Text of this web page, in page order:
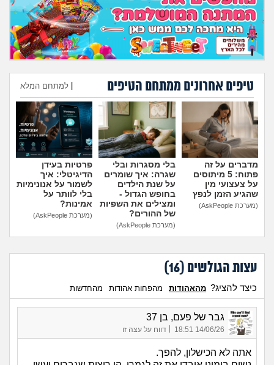
טיפים אחרונים ממתחם הטיפים למתחם המלא
הוספת טיפ
מדברים על זה
פתוח: 5 מיתוסים
על צעצועי מין
שהגיע הזמן לנפץ
(מערכת AskPeople)
בלי מסגרות ובלי
שגרה: איך שומרים
על שנת הילדים
בחופש הגדול -
ומצילים את השפיות
של ההורים?
(מערכת AskPeople)
פרטיות בעידן
הדיגיטלי: איך
לשמור על אנונימיות
בלי לוותר על
אמינות?
(מערכת AskPeople)
עצות הגולשים (16
)
כיצד להציג? מהאהודות מהפחות אהודות מהחדשות
גבר של פעם, בן 37
14/06/26 18:51 דווח על עצה זו
אתה לא הכישלון, להפך.